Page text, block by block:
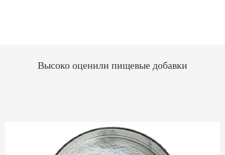
Высоко оценили пищевые добавки